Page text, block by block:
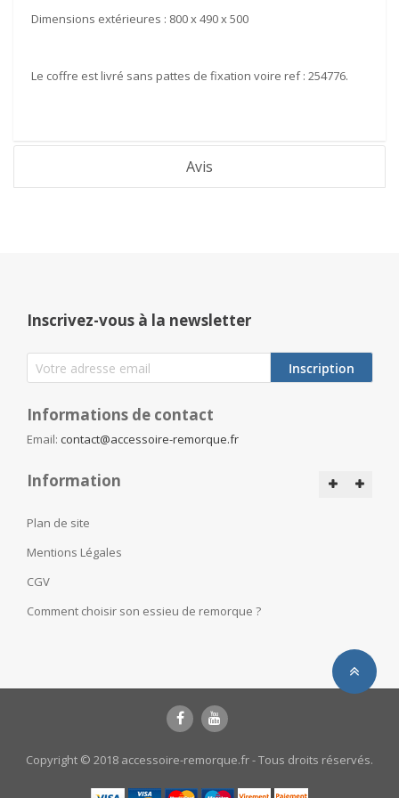
Dimensions extérieures : 800 x 490 x 500
Le coffre est livré sans pattes de fixation voire ref : 254776.
Avis
Inscrivez-vous à la newsletter
Inscription
Informations de contact
Email: contact@accessoire-remorque.fr
Information
Plan de site
Mentions Légales
CGV
Comment choisir son essieu de remorque ?
Copyright © 2018 accessoire-remorque.fr - Tous droits réservés.